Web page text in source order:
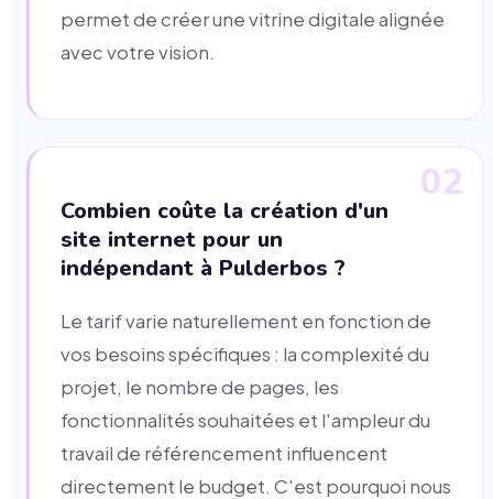
permet de créer une vitrine digitale alignée
avec votre vision.
02
Combien coûte la création d'un
site internet pour un
indépendant à Pulderbos ?
Le tarif varie naturellement en fonction de
vos besoins spécifiques : la complexité du
projet, le nombre de pages, les
fonctionnalités souhaitées et l'ampleur du
travail de référencement influencent
directement le budget. C'est pourquoi nous